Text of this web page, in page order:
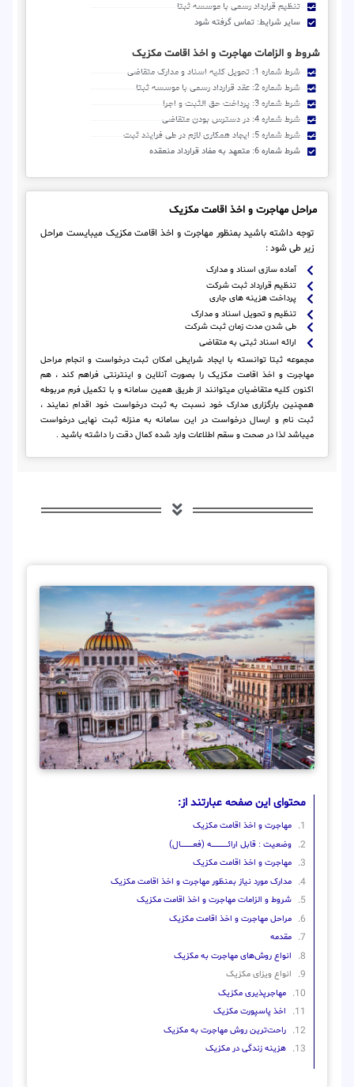
تنظیم قرارداد رسمی با موسسه ثبتا
سایر شرایط: تماس گرفته شود
شروط و الزامات مهاجرت و اخذ اقامت مکزیک
شرط شماره 1: تحویل کلیه اسناد و مدارک متقاضی
شرط شماره 2: عقد قرارداد رسمی با موسسه ثبتا
شرط شماره 3: پرداخت حق الثبت و اجرا
شرط شماره 4: در دسترس بودن متقاضی
شرط شماره 5: ایجاد همکاری لازم در طی فرایند ثبت
شرط شماره 6: متعهد به مفاد قرارداد منعقده
مراحل مهاجرت و اخذ اقامت مکزیک
توجه داشته باشید بمنظور مهاجرت و اخذ اقامت مکزیک میبایست مراحل
زیر طی شود :
آماده سازی اسناد و مدارک
تنظیم قرارداد ثبت شرکت
پرداخت هزینه های جاری
تنظیم و تحویل اسناد و مدارک
طی شدن مدت زمان ثبت شرکت
ارائه اسناد ثبتی به متقاضی
مجموعه ثبتا توانسته با ایجاد شرایطی امکان ثبت درخواست و انجام مراحل
مهاجرت و اخذ اقامت مکزیک را بصورت آنلاین و اینترنتی فراهم کند ، هم
اکنون کلیه متقاضیان میتوانند از طریق همین سامانه و با تکمیل فرم مربوطه
همچنین بارگزاری مدارک خود نسبت به ثبت درخواست خود اقدام نمایند ،
ثبت نام و ارسال درخواست در این سامانه به منزله ثبت نهایی درخواست
میباشد لذا در صحت و سقم اطلاعات وارد شده کمال دقت را داشته باشید .
محتوای این صفحه عبارتند از:
مهاجرت و اخذ اقامت مکزیک
وضعیت : قابل ارائــــــــــــــــــــه (فعـــــــــــــــال)
مهاجرت و اخذ اقامت مکزیک
مدارک مورد نیاز بمنظور مهاجرت و اخذ اقامت مکزیک
شروط و الزامات مهاجرت و اخذ اقامت مکزیک
مراحل مهاجرت و اخذ اقامت مکزیک
مقدمه
انواع روش‌های مهاجرت به مکزیک
انواع ویزای مکزیک
مهاجرپذیری مکزیک
اخذ پاسپورت مکزیک
راحت‌ترین روش مهاجرت به مکزیک
هزینه زندگی در مکزیک